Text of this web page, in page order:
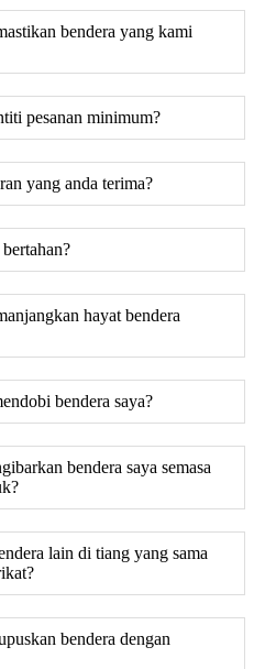
bendera yang kami
pesanan minimum?
yang anda terima?
hayat bendera
bendera saya?
bendera saya semasa
lain di tiang yang sama
bendera dengan